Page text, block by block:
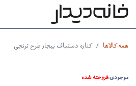
همه کالاها کناره دستباف بیجار طرح ترنجی
موجودی:فروخته شده